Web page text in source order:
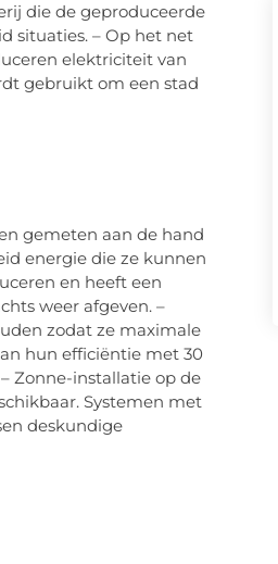
die de geproduceerde
situaties. – Op het net
elektriciteit van
gebruikt om een stad
gemeten aan de hand
energie die ze kunnen
en heeft een
weer afgeven. –
zodat ze maximale
hun efficiëntie met 30
Zonne-installatie op de
Systemen met
deskundige